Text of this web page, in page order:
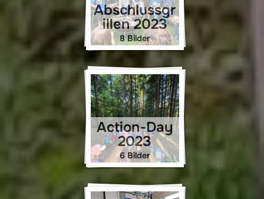
Abschlussgr
illen 2023
8 Bilder
Action-Day
2023
6 Bilder